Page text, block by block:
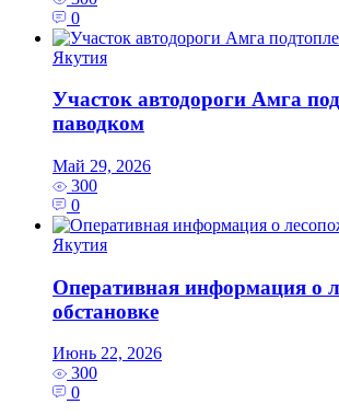
0
Якутия
Участок автодороги Амга
паводком
Май 29, 2026
300
0
Якутия
Оперативная информация о
обстановке
Июнь 22, 2026
300
0